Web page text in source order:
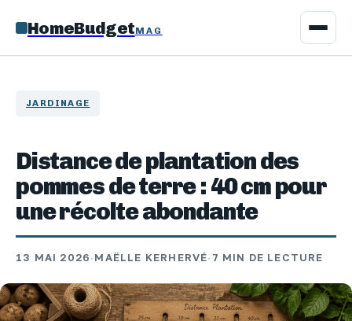
HomeBudgetMAG
JARDINAGE
Distance de plantation des
pommes de terre : 40 cm pour
une récolte abondante
13 MAI 2026·MAËLLE KERHERVÉ· 7 MIN DE LECTURE